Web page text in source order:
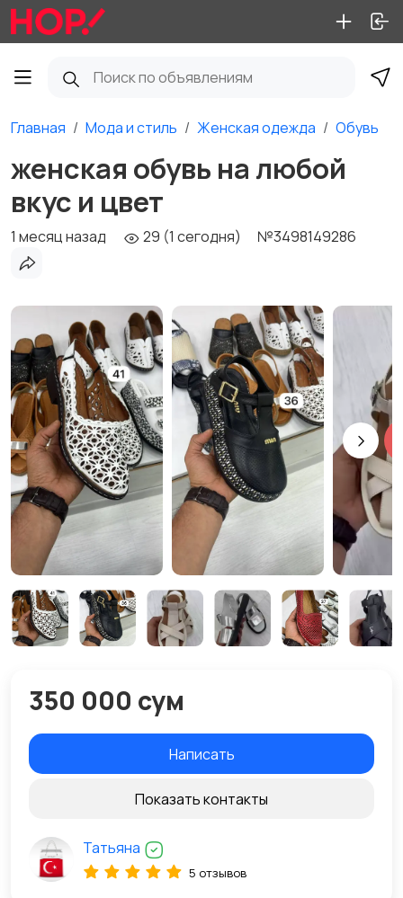
Главная Мода и стиль Женская одежда Обувь
женская обувь на любой
вкус и цвет
1 месяц назад 29 (1 сегодня) №3498149286
350 000 сум
Написать
Показать контакты
Татьяна
5 отзывов